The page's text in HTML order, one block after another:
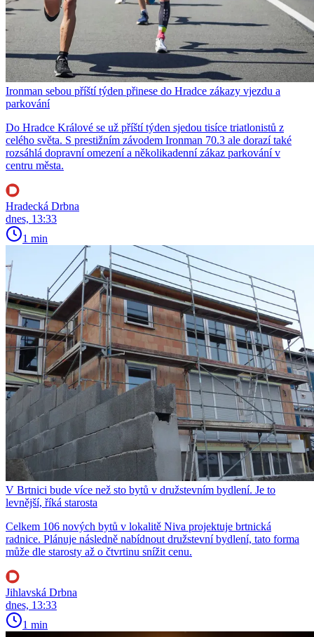
Ironman sebou příští týden přinese do Hradce zákazy vjezdu a
parkování
Do Hradce Králové se už příští týden sjedou tisíce triatlonistů z
celého světa. S prestižním závodem Ironman 70.3 ale dorazí také
rozsáhlá dopravní omezení a několikadenní zákaz parkování v
centru města.
Hradecká Drbna
dnes, 13:33
1 min
V Brtnici bude více než sto bytů v družstevním bydlení. Je to
levnější, říká starosta
Celkem 106 nových bytů v lokalitě Niva projektuje brtnická
radnice. Plánuje následně nabídnout družstevní bydlení, tato forma
může dle starosty až o čtvrtinu snížit cenu.
Jihlavská Drbna
dnes, 13:33
1 min